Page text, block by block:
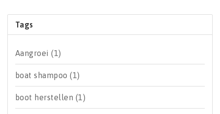
Tags
Aangroei(1)
boat shampoo(1)
boot herstellen (1)